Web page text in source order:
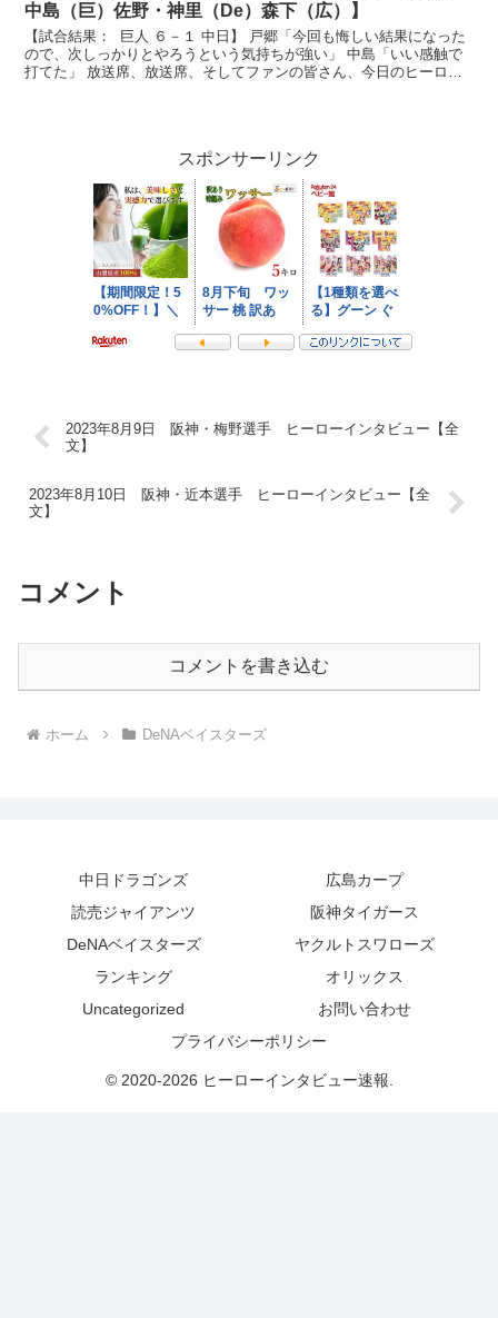
中島（巨）佐野・神里（De）森下（広）】
【試合結果： 巨人 ６－１ 中日】 戸郷「今回も悔しい結果になった
ので、次しっかりとやろうという気持ちが強い」 中島「いい感触で
打てた」 放送席、放送席、そしてファンの皆さん、今日のヒーロ
スポンサーリンク
2023年8月9日 阪神・梅野選手 ヒーローインタビュー【全
文】
2023年8月10日 阪神・近本選手 ヒーローインタビュー【全
文】
コメント
コメントを書き込む
ホーム DeNAベイスターズ
中日ドラゴンズ
広島カープ
読売ジャイアンツ
阪神タイガース
DeNAベイスターズ
ヤクルトスワローズ
ランキング
オリックス
Uncategorized
お問い合わせ
プライバシーポリシー
© 2020-2026 ヒーローインタビュー速報.